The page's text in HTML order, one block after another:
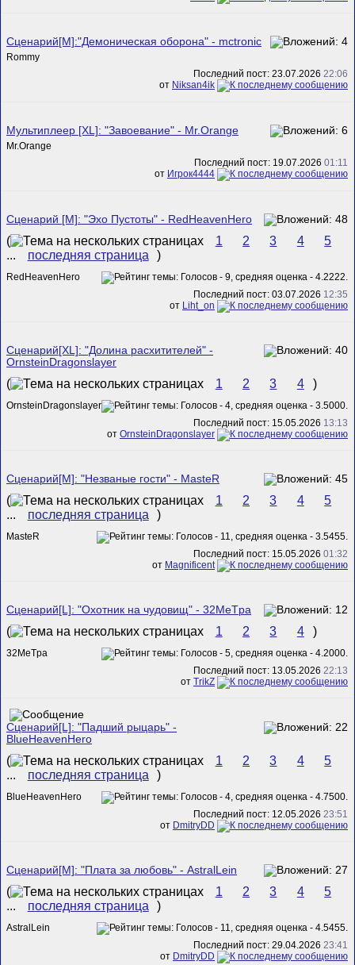
Сценарий[M]:"Демоническая оборона" - mctronic
Rommy
Последний пост: 23.07.2026 22:06
от Niksan4ik
Мультиплеер [XL]: "Завоевание" - Mr.Orange
Mr.Orange
Последний пост: 19.07.2026 01:11
от Игрок4444
Сценарий [M]: "Эхо Пустоты" - RedHeavenHero
( 1 2 3 4
5
...
последняя страница )
RedHeavenHero
Последний пост: 03.07.2026 12:35
от Liht_on
Сценарий[XL]: "Долина расхитителей" -
OrnsteinDragonslayer
( 1 2 3 4 )
OrnsteinDragonslayer
Последний пост: 15.05.2026 13:13
от OrnsteinDragonslayer
Сценарий[M]: "Незваные гости" - MasteR
( 1 2 3 4
5
...
последняя страница )
MasteR
Последний пост: 15.05.2026 01:32
от Magnificent
Сценарий[L]: "Охотник на чудовищ" - 32MeTpa
( 1 2 3 4 )
32MeTpa
Последний пост: 13.05.2026 22:13
от TrikZ
Сценарий[L]: "Падший рыцарь" -
BlueHeavenHero
( 1 2 3 4
5
...
последняя страница )
BlueHeavenHero
Последний пост: 12.05.2026 23:51
от DmitryDD
Сценарий[M]: "Плата за любовь" - AstralLein
( 1 2 3 4
5
...
последняя страница )
AstralLein
Последний пост: 29.04.2026 23:41
от DmitryDD